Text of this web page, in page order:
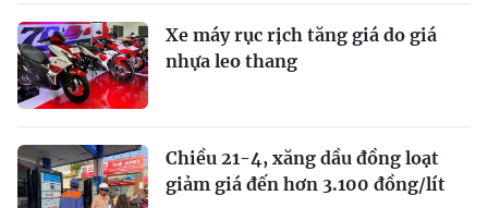
Xe máy rục rịch tăng giá do giá
nhựa leo thang
Chiều 21-4, xăng dầu đồng loạt
giảm giá đến hơn 3.100 đồng/lít